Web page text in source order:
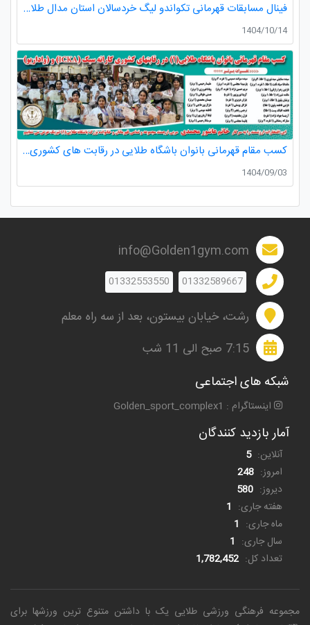
فینال مسابقات قهرمانی تکواندو لیگ خردسالان استان مدال طلا صدرا ظفری از باشگاه طلایی به مربیگری استاد عسکری مربی ارزنده باشگاه
1404/10/14
کسب مقام قهرمانی بانوان باشگاه طلایی در رقابت های کشوری کاراته
1404/09/03
info@Golden1gym.com
01332589667
01332553550
رشت، خیابان بیستون، بعد از سه راه معلم
7:15 صبح الی 11 شب
شبکه های اجتماعی
اینستاگرام : Golden_sport_complex1
آمار بازدید کنندگان
آنلاین: 5
امروز: 248
دیروز: 580
هفته جاری: 1
ماه جاری: 1
سال جاری: 1
تعداد کل: 1,782,452
مجموعه فرهنگی ورزشی طلایی یک با داشتن متنوع ترین ورزشها برای